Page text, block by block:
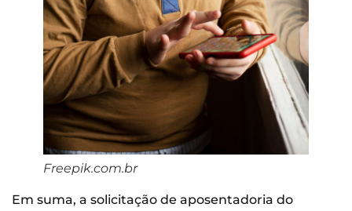
Freepik.com.br
Em suma, a solicitação de aposentadoria do